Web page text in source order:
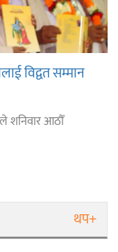
विद्वत सम्मान
शनिवार आठौँ
थप+